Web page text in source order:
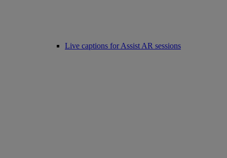
Live captions for Assist AR sessions